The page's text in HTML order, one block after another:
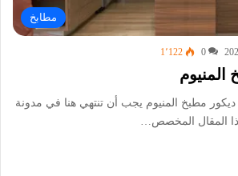
مطابخ
0 1٬122
المنيوم
مطبخ المنيوم يجب أن تنتهي هنا في مدونة
المقال المخصص…